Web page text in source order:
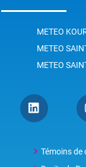
METEO
METEO
METEO
Témoins de